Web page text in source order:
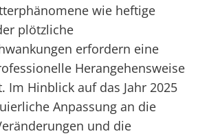
wie heftige
plötzliche
erfordern eine
Herangehensweise
Im Hinblick auf das Jahr 2025
Anpassung an die
und die